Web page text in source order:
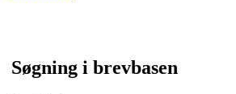
Søgning i brevbasen